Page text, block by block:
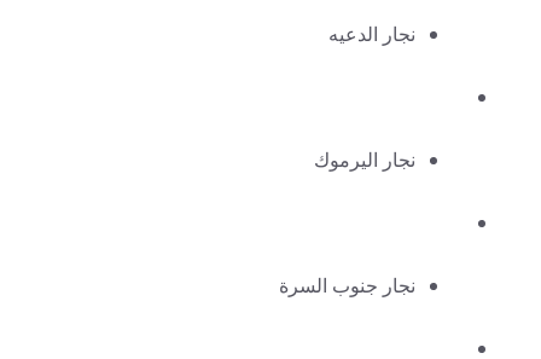
نجار الدعيه
نجار اليرموك
نجار جنوب السرة